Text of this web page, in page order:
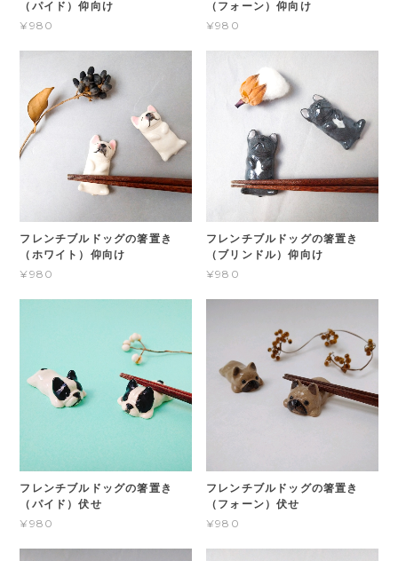
（パイド）仰向け
¥980
（フォーン）仰向け
¥980
フレンチブルドッグの箸置き
（ホワイト）仰向け
¥980
フレンチブルドッグの箸置き
（ブリンドル）仰向け
¥980
フレンチブルドッグの箸置き
（パイド）伏せ
¥980
フレンチブルドッグの箸置き
（フォーン）伏せ
¥980